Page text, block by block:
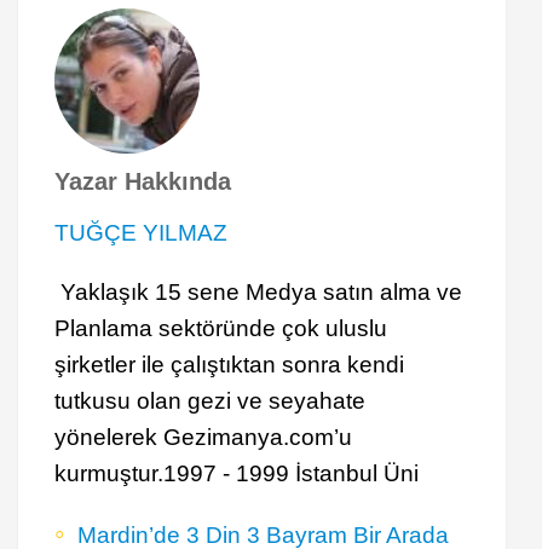
Yazar Hakkında
TUĞÇE YILMAZ
Yaklaşık 15 sene Medya satın alma ve
Planlama sektöründe çok uluslu
şirketler ile çalıştıktan sonra kendi
tutkusu olan gezi ve seyahate
yönelerek Gezimanya.com’u
kurmuştur.1997 - 1999 İstanbul Üni
Mardin’de 3 Din 3 Bayram Bir Arada